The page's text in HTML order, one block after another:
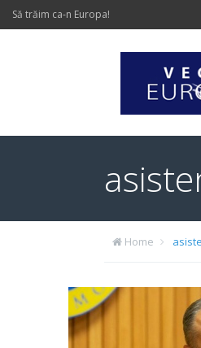
Să trăim ca-n Europa!
Home